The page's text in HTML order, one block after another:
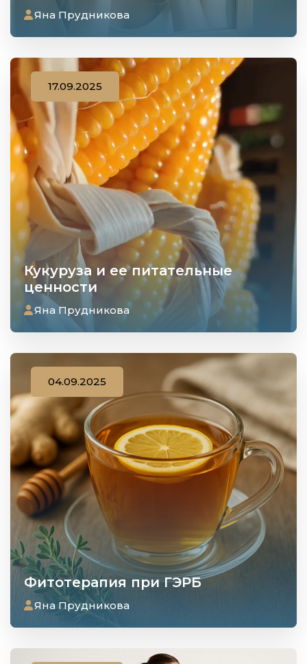
Яна Прудникова
Кукуруза и ее питательные
ценности
17.09.2025
Яна Прудникова
Фитотерапия при ГЭРБ
04.09.2025
Яна Прудникова